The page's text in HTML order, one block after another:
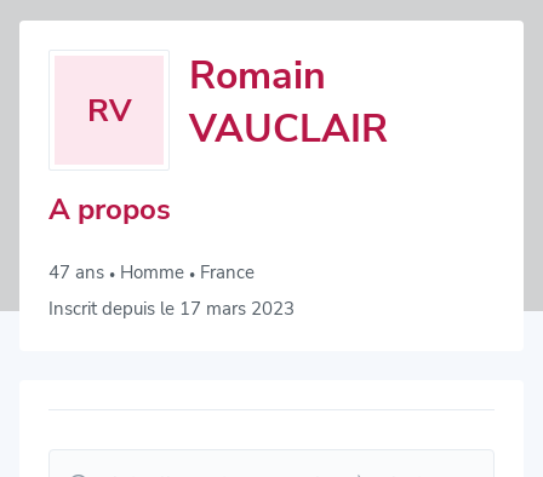
RV
Romain
VAUCLAIR
A propos
47 ans • Homme • France
Inscrit depuis le 17 mars 2023